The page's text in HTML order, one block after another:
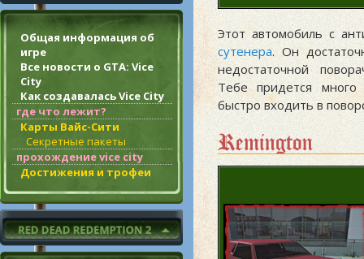
Общая информация об
игре
Все новости о GTA: Vice
City
Как создавалась Vice City
где что лежит?
Карты Вайс-Сити
Секретные пакеты
прохождение vice city
Достижения и трофеи
Этот автомобиль с
сутенера. Он
недостаточной
Тебе придется много
быстро входить в
Remington